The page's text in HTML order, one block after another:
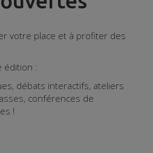
votre place et à profiter des
édition :
débats interactifs, ateliers
conférences de
!